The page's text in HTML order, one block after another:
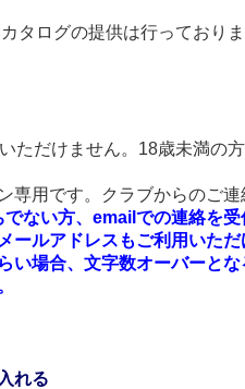
タログの提供は行っており
ただけません。18歳未満の
専用です。クラブからのご
ない方、emailでの連絡を
ールアドレスもご利用いた
い場合、文字数オーバーと
れる